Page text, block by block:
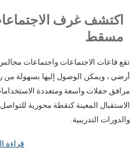
اكتشف غرف
مسقط
تقع قاعات الاجتماعات واجتماعات
أرضي ، ويمكن الوصول إليها بسهولة
مرافق حفلات واسعة ومتعددة
الاستقبال المعينة كنقطة محورية
والدورات التدريبية.
غرف الاجتماعات هذه مؤثثة بشكلقراءة